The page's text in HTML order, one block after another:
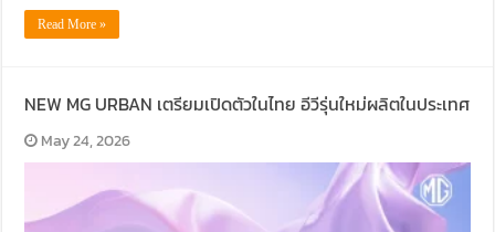
Read More »
NEW MG URBAN เตรียมเปิดตัวในไทย อีวีรุ่นใหม่ผลิตในประเทศ
May 24, 2026